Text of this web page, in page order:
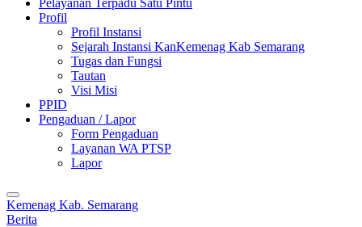
Profil
Profil Instansi
Sejarah Instansi KanKemenag Kab Semarang
Tugas dan Fungsi
Tautan
Visi Misi
PPID
Pengaduan / Lapor
Form Pengaduan
Layanan WA PTSP
Lapor
Kemenag Kab. Semarang
Berita